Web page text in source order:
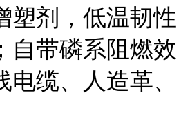
塑剂，低温韧性
自带磷系阻燃效
缆、人造革、